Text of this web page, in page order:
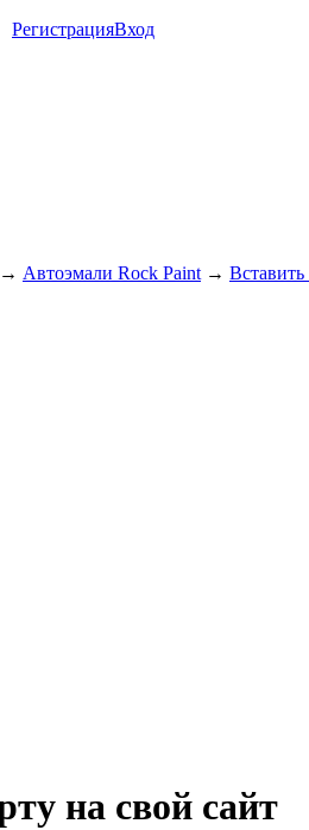
РегистрацияВход
→ Автоэмали Rock Paint → Вставить
на свой сайт